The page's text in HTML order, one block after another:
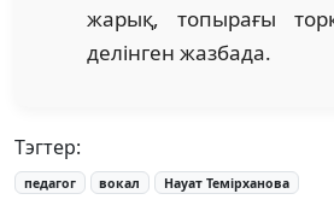
жарық, топырағы
делінген жазбада.
Тэгтер:
педагог вокал Науат Темірханова